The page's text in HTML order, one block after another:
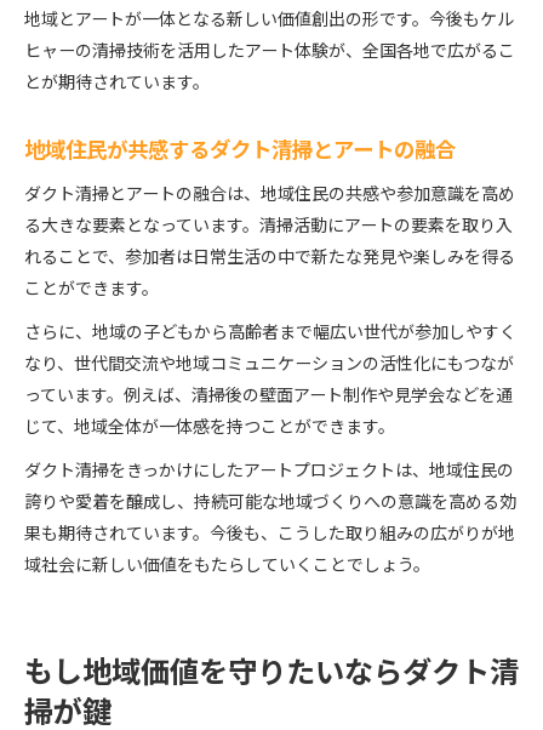
地域とアートが一体となる新しい価値創出の形です。今後もケル
ヒャーの清掃技術を活用したアート体験が、全国各地で広がるこ
とが期待されています。
地域住民が共感するダクト清掃とアートの融合
ダクト清掃とアートの融合は、地域住民の共感や参加意識を高め
る大きな要素となっています。清掃活動にアートの要素を取り入
れることで、参加者は日常生活の中で新たな発見や楽しみを得る
ことができます。
さらに、地域の子どもから高齢者まで幅広い世代が参加しやすく
なり、世代間交流や地域コミュニケーションの活性化にもつなが
っています。例えば、清掃後の壁面アート制作や見学会などを通
じて、地域全体が一体感を持つことができます。
ダクト清掃をきっかけにしたアートプロジェクトは、地域住民の
誇りや愛着を醸成し、持続可能な地域づくりへの意識を高める効
果も期待されています。今後も、こうした取り組みの広がりが地
域社会に新しい価値をもたらしていくことでしょう。
もし地域価値を守りたいならダクト清
掃が鍵